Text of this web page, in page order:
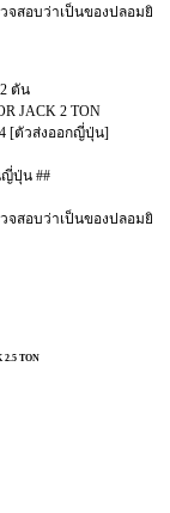
จสอบว่าเป็นของปลอมยิน
ตัน
JACK 2 TON
[ตัวส่งออกญี่ปุ่น]
ปุ่น ##
จสอบว่าเป็นของปลอมยิน
2.5 TON